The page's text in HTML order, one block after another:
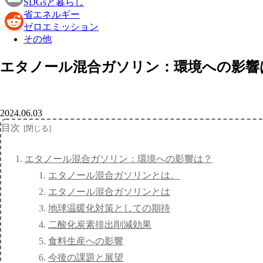
SDGsと暮らし
省エネルギー
ゼロエミッション
その他
エタノール混合ガソリン：環境への影響
2024.06.03
目次
エタノール混合ガソリン：環境への影響は？
エタノール混合ガソリンとは。
エタノール混合ガソリンとは
地球温暖化対策としての期待
二酸化炭素排出削減効果
食料生産への影響
今後の課題と展望
Email
Reddit